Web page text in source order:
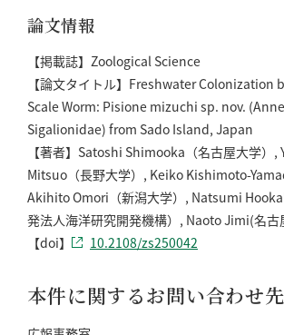
論文情報
【掲載誌】Zoological Science
【論文タイトル】Freshwater Colonization
Scale Worm: Pisione mizuchi sp. nov.
Sigalionidae) from Sado Island, Japan
【著者】Satoshi Shimooka（名古屋大学）,
Mitsuo（長野大学）, Keiko Kishimoto-
Akihito Omori（新潟大学）, Natsumi
発法人海洋研究開発機構）, Naoto Jimi(名古
【doi】
10.2108/zs250042
本件に関するお問い合わせ先